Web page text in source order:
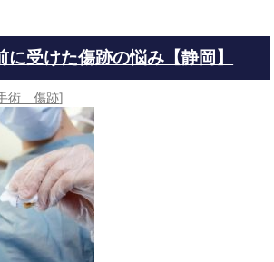
受けた傷跡の悩み【静岡】
術 傷跡]